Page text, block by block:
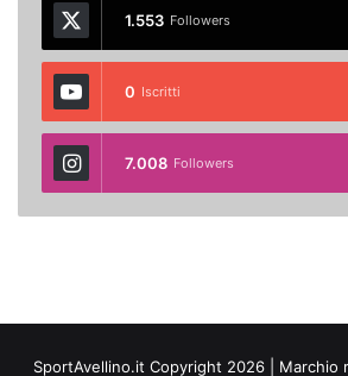
1.553 Followers
0 Iscritti
7.008 Followers
SportAvellino.it Copyright 2026 | Marchio